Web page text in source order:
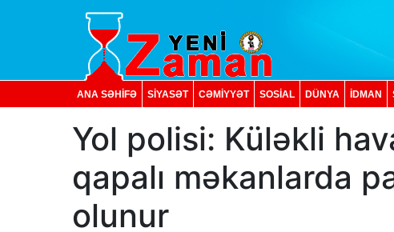
ANA SƏHİFƏ SİYASƏT CƏMİYYƏT SOSIAL DÜNYA İDMAN
Yol polisi: Küləkli
qapalı məkanlarda
olunur